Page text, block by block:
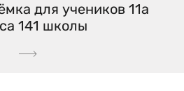
для учеников 11а
141 школы